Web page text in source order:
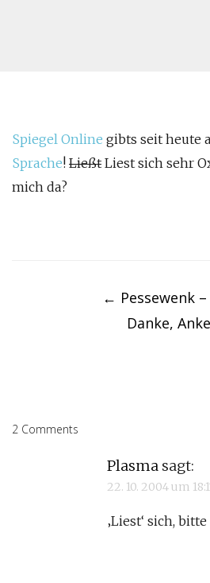
Spiegel Online gibts seit heute
Sprache! Ließt Liest sich sehr
mich da?
navigation
← Pessewenk
Danke, Anke
2 Comments
Plasma sagt:
22. 10. 2004 um
‚Liest‘ sich, bitte